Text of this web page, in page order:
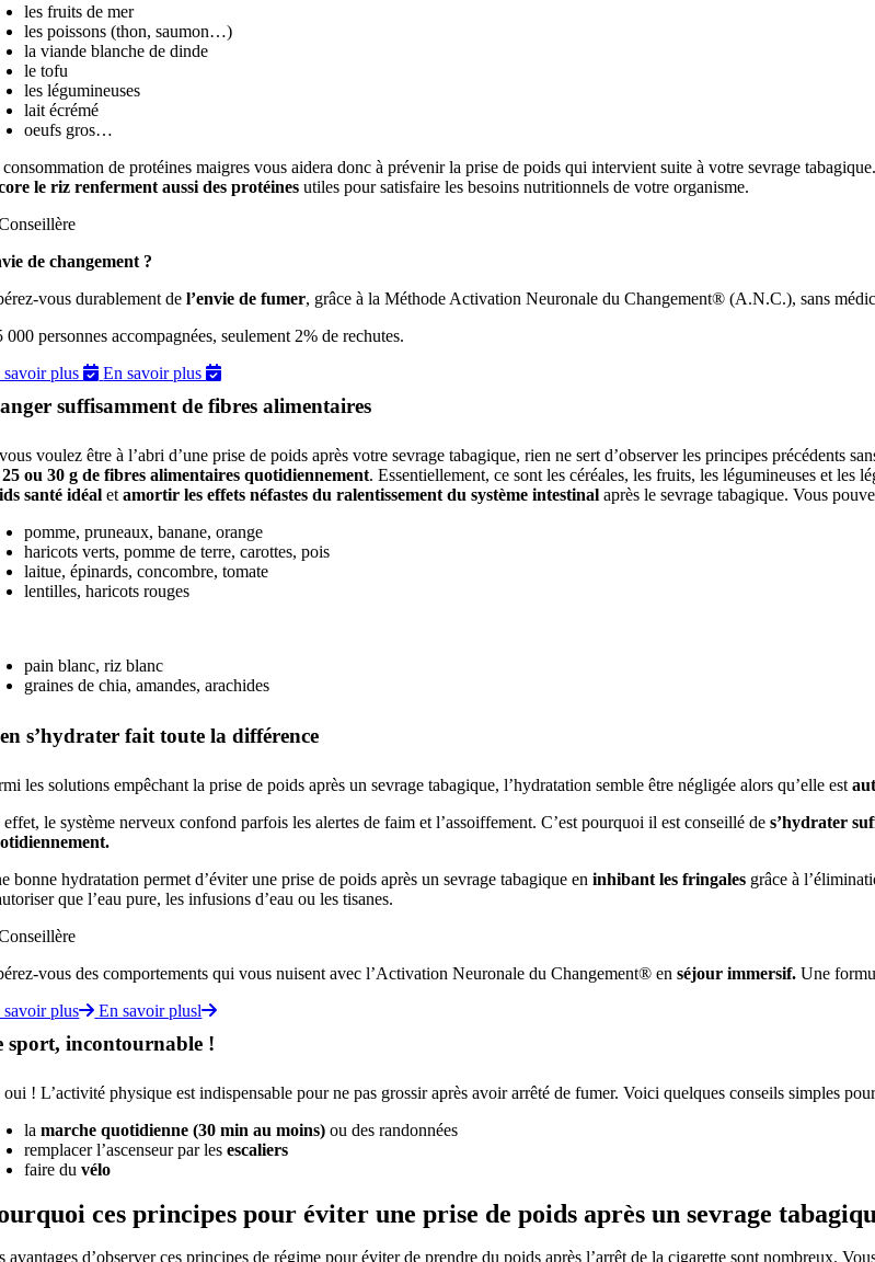
les fruits de mer
les poissons (thon, saumon…)
la viande blanche de dinde
le tofu
les légumineuses
lait écrémé
oeufs gros…
de protéines maigres vous aidera donc à prévenir la prise de poids qui intervient suite à votre sevrage
le riz renferment aussi des protéines utiles pour satisfaire les besoins nutritionnels de votre organisme.
de changement ?
vous durablement del’envie de fumer, grâce à la Méthode Activation Neuronale du Changement® (A.N.C.), sans
000 personnes accompagnées, seulement 2% de rechutes.
savoir plus
En savoir plus
suffisamment de fibres alimentaires
voulez être à l’abri d’une prise de poids après votre sevrage tabagique, rien ne sert d’observer les principes précédents
25 ou 30 g de fibres alimentaires quotidiennement.Essentiellement, ce sont les céréales, les fruits, les légumineuses et les
santé idéal etamortir les effets néfastes du ralentissement du système intestinal après le sevrage tabagique. Vous
pomme, pruneaux, banane, orange
haricots verts, pomme de terre, carottes, pois
laitue, épinards, concombre, tomate
lentilles, haricots rouges
pain blanc, riz blanc
graines de chia, amandes, arachides
s’hydrater fait toute la différence
les solutions empêchant la prise de poids après un sevrage tabagique, l’hydratation semble être négligée alors qu’elle est
effet, le système nerveux confond parfois les alertes de faim et l’assoiffement. C’est pourquoi il est conseillé des’hydrater
bonne hydratation permet d’éviter une prise de poids après un sevrage tabagique en inhibant les fringales grâce à
que l’eau pure, les infusions d’eau ou les tisanes.
vous des comportements qui vous nuisent avec l’Activation Neuronale du Changement® en séjour immersif. Une
savoir plus
En savoir plusl
sport, incontournable !
oui ! L’activité physique est indispensable pour ne pas grossir après avoir arrêté de fumer. Voici quelques conseils simples
lamarche quotidienne (30 min au moins) ou des randonnées
remplacer l’ascenseur par lesescaliers
faire duvélo
ces principes pour éviter une prise de poids après un sevrage
avantages d’observer ces principes de régime pour éviter de prendre du poids après l’arrêt de la cigarette sont nombreux.